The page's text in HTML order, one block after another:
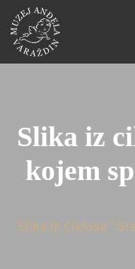
Slika iz
kojem
Slika Iz Ciklusa